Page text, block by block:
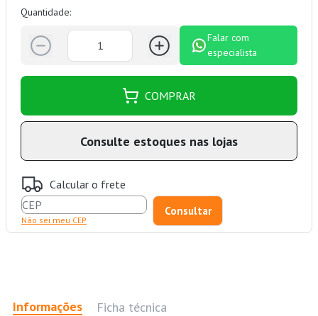
Quantidade:
Falar com
especialista
COMPRAR
Consulte estoques nas lojas
Calcular o frete
Não sei meu CEP
Informações Ficha técnica